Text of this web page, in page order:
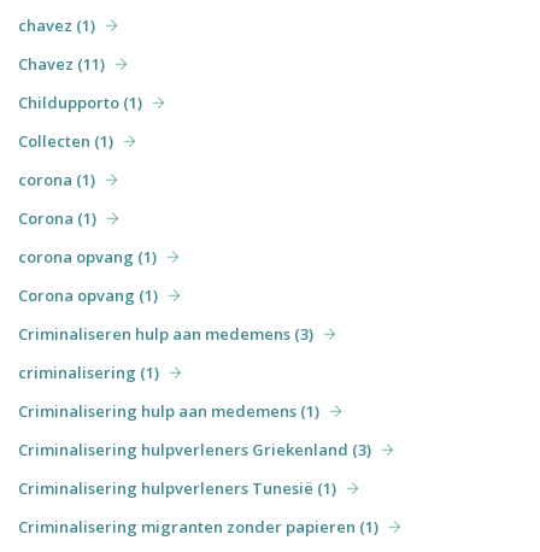
chavez (1)
Chavez (11)
Childupporto (1)
Collecten (1)
corona (1)
Corona (1)
corona opvang (1)
Corona opvang (1)
Criminaliseren hulp aan medemens (3)
criminalisering (1)
Criminalisering hulp aan medemens (1)
Criminalisering hulpverleners Griekenland (3)
Criminalisering hulpverleners Tunesië (1)
Criminalisering migranten zonder papieren (1)